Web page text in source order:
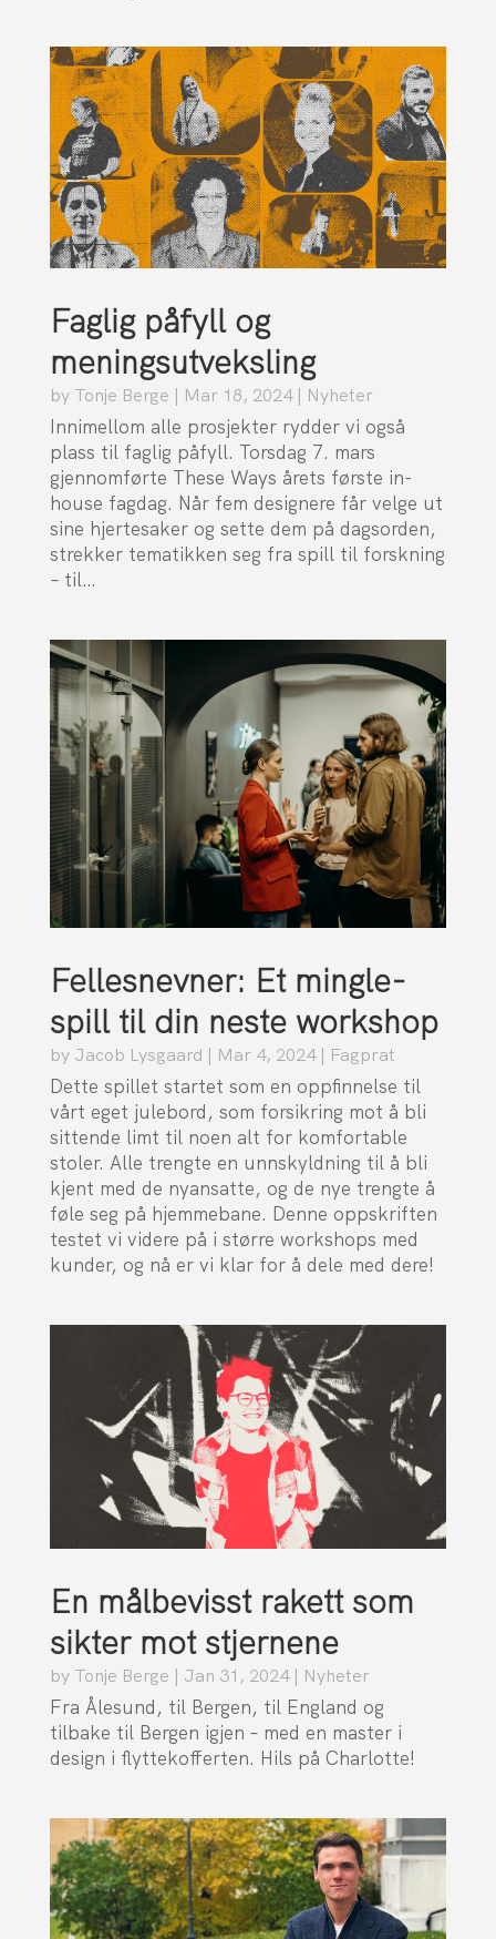
Faglig påfyll og
meningsutveksling
by Tonje Berge | Mar 18, 2024| Nyheter
Innimellom alle prosjekter rydder vi også
plass til faglig påfyll. Torsdag 7. mars
gjennomførte These Ways årets første in-
house fagdag. Når fem designere får velge ut
sine hjertesaker og sette dem på dagsorden,
strekker tematikken seg fra spill til forskning
– til…
Fellesnevner: Et mingle-
spill til din neste workshop
by Jacob Lysgaard | Mar 4, 2024| Fagprat
Dette spillet startet som en oppfinnelse til
vårt eget julebord, som forsikring mot å bli
sittende limt til noen alt for komfortable
stoler. Alle trengte en unnskyldning til å bli
kjent med de nyansatte, og de nye trengte å
føle seg på hjemmebane. Denne oppskriften
testet vi videre på i større workshops med
kunder, og nå er vi klar for å dele med dere!
En målbevisst rakett som
sikter mot stjernene
by Tonje Berge | Jan 31, 2024| Nyheter
Fra Ålesund, til Bergen, til England og
tilbake til Bergen igjen – med en master i
design i flyttekofferten. Hils på Charlotte!